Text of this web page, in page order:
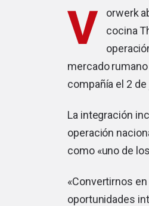
V orwerk
cocina
mercado
compañía el 2 de
La integración
operación
como «uno de
«Convertirnos
oportunidades